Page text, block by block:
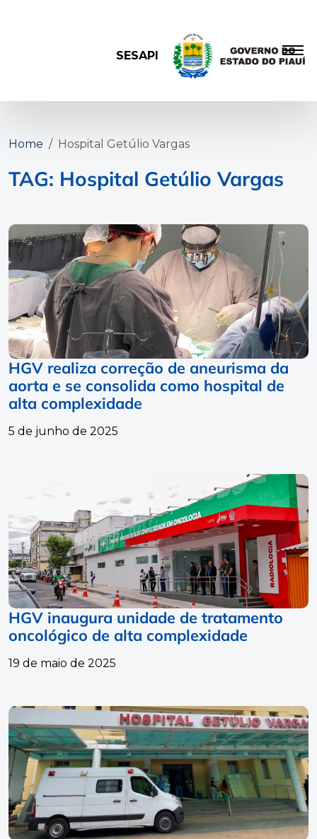
SESAPI
Home Hospital Getúlio Vargas
TAG: Hospital Getúlio Vargas
HGV realiza correção de aneurisma da
aorta e se consolida como hospital de
alta complexidade
5 de junho de 2025
HGV inaugura unidade de tratamento
oncológico de alta complexidade
19 de maio de 2025